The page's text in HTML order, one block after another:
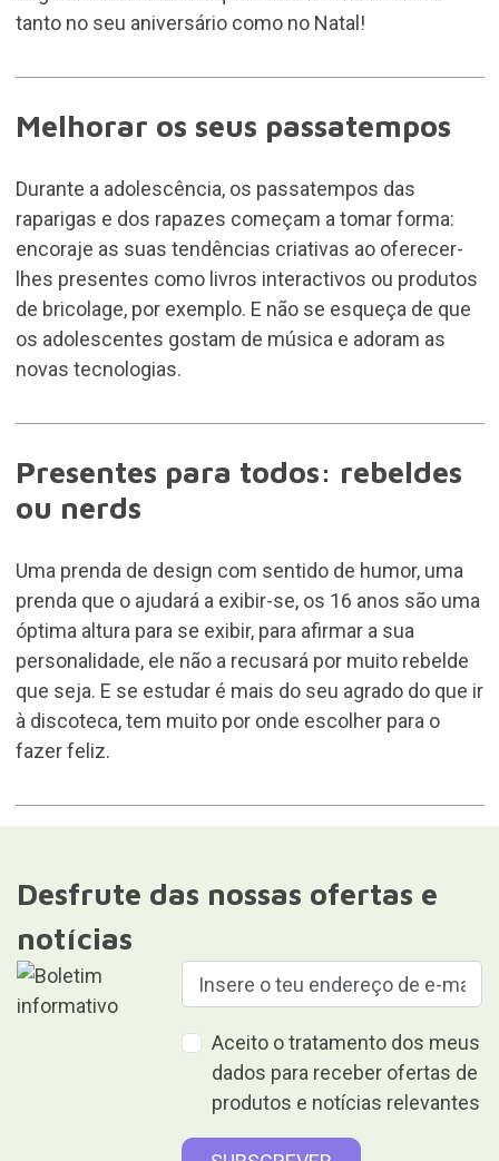
tanto no seu aniversário como no Natal!
Melhorar os seus passatempos
Durante a adolescência, os passatempos das
raparigas e dos rapazes começam a tomar forma:
encoraje as suas tendências criativas ao oferecer-
lhes presentes como livros interactivos ou produtos
de bricolage, por exemplo. E não se esqueça de que
os adolescentes gostam de música e adoram as
novas tecnologias.
Presentes para todos: rebeldes
ou nerds
Uma prenda de design com sentido de humor, uma
prenda que o ajudará a exibir-se, os 16 anos são uma
óptima altura para se exibir, para afirmar a sua
personalidade, ele não a recusará por muito rebelde
que seja. E se estudar é mais do seu agrado do que ir
à discoteca, tem muito por onde escolher para o
fazer feliz.
Desfrute das nossas ofertas e
notícias
Aceito o tratamento dos meus
dados para receber ofertas de
produtos e notícias relevantes